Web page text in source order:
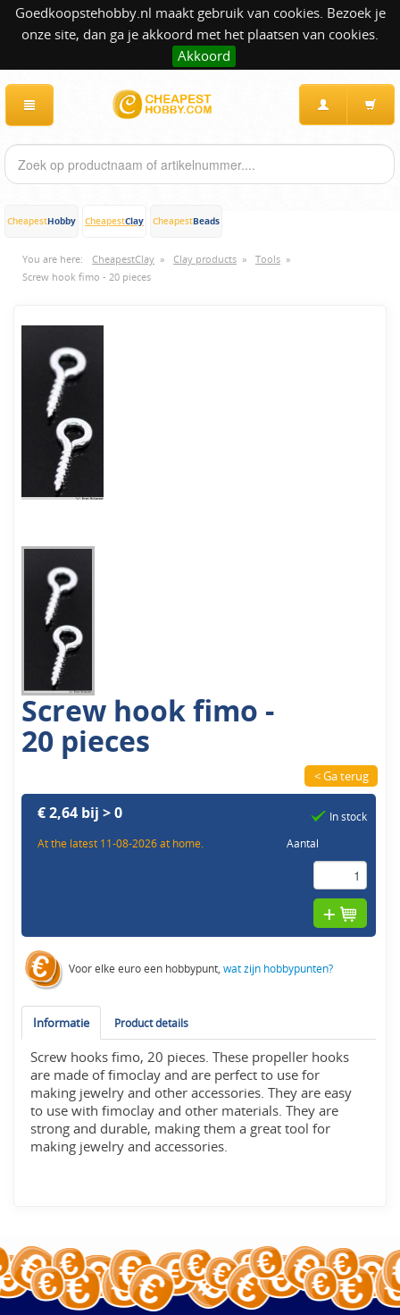
Goedkoopstehobby.nl maakt gebruik van cookies. Bezoek je
onze site, dan ga je akkoord met het plaatsen van cookies.
Akkoord
CheapestHobby CheapestClay CheapestBeads
You are here: CheapestClay » Clay products » Tools »
Screw hook fimo - 20 pieces
Screw hook fimo -
20 pieces
< Ga terug
€ 2,64 bij > 0
At the latest 11-08-2026 at home.
In stock
Aantal
Voor elke euro een hobbypunt,wat zijn hobbypunten?
Informatie Product details
Screw hooks fimo, 20 pieces. These propeller hooks
are made of fimoclay and are perfect to use for
making jewelry and other accessories. They are easy
to use with fimoclay and other materials. They are
strong and durable, making them a great tool for
making jewelry and accessories.